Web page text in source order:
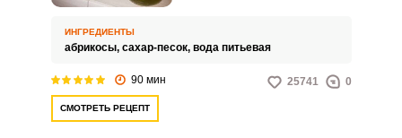
стоит медлить с их заготовкой.
ИНГРЕДИЕНТЫ
абрикосы, сахар-песок, вода питьевая
90 мин 25741 0
СМОТРЕТЬ РЕЦЕПТ